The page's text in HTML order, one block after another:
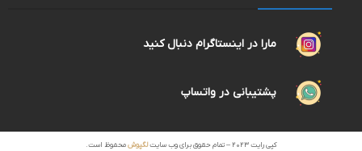
مارا در اینستاگرام دنبال کنید
پشتیبانی در واتساپ
کپی رایت 2023 – تمام حقوق برای وب سایت لگپوشمحفوظ است.